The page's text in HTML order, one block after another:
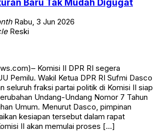
Baru Tak Mudah Digugat
Rabu, 3 Jun 2026
Reski
Komisi II DPR RI segera
Pemilu. Wakil Ketua DPR RI Sufmi Dasco
seluruh fraksi partai politik di Komisi II siap
Undang-Undang Nomor 7 Tahun
Umum. Menurut Dasco, pimpinan
kesiapan tersebut dalam rapat
II akan memulai proses […]